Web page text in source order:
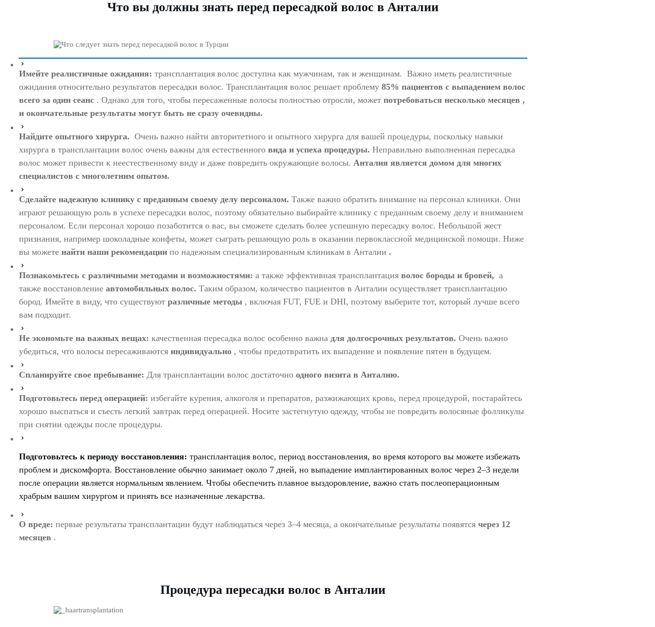
Что вы должны знать перед пересадкой волос в Анталии
Имейте реалистичные ожидания: трансплантация волос доступна как мужчинам, так и женщинам. Важно иметь реалистичные
ожидания относительно результатов пересадки волос. Трансплантация волос решает проблему 85% пациентов с выпадением волос
всего за один сеанс . Однако для того, чтобы пересаженные волосы полностью отросли, может потребоваться несколько месяцев ,
и окончательные результаты могут быть не сразу очевидны.
Найдите опытного хирурга. Очень важно найти авторитетного и опытного хирурга для вашей процедуры, поскольку навыки
хирурга в трансплантации волос очень важны для естественного вида и успеха процедуры. Неправильно выполненная пересадка
волос может привести к неестественному виду и даже повредить окружающие волосы. Анталия является домом для многих
специалистов с многолетним опытом.
Сделайте надежную клинику с преданным своему делу персоналом. Также важно обратить внимание на персонал клиники. Они
играют решающую роль в успехе пересадки волос, поэтому обязательно выбирайте клинику с преданным своему делу и вниманием
персоналом. Если персонал хорошо позаботится о вас, вы сможете сделать более успешную пересадку волос. Небольшой жест
признания, например шоколадные конфеты, может сыграть решающую роль в оказании первоклассной медицинской помощи. Ниже
вы можете найти наши рекомендации по надежным специализированным клиникам в Анталии .
Познакомьтесь с различными методами и возможностями: а также эффективная трансплантация волос бороды и бровей, а
также восстановление автомобильных волос. Таким образом, количество пациентов в Анталии осуществляет трансплантацию
бород. Имейте в виду, что существуют различные методы , включая FUT, FUE и DHI, поэтому выберите тот, который лучше всего
вам подходит.
Не экономьте на важных вещах: качественная пересадка волос особенно важна для долгосрочных результатов. Очень важно
убедиться, что волосы пересаживаются индивидуально , чтобы предотвратить их выпадение и появление пятен в будущем.
Спланируйте свое пребывание: Для трансплантации волос достаточно одного визита в Анталию.
Подготовьтесь перед операцией: избегайте курения, алкоголя и препаратов, разжижающих кровь, перед процедурой, постарайтесь
хорошо выспаться и съесть легкий завтрак перед операцией. Носите застегнутую одежду, чтобы не повредить волосяные фолликулы
при снятии одежды после процедуры.
Подготовьтесь к периоду восстановления: трансплантация волос, период восстановления, во время которого вы можете избежать
проблем и дискомфорта. Восстановление обычно занимает около 7 дней, но выпадение имплантированных волос через 2–3 недели
после операции является нормальным явлением. Чтобы обеспечить плавное выздоровление, важно стать послеоперационным
храбрым вашим хирургом и принять все назначенные лекарства.
О вреде: первые результаты трансплантации будут наблюдаться через 3–4 месяца, а окончательные результаты появятся через 12
месяцев .
Процедура пересадки волос в Анталии